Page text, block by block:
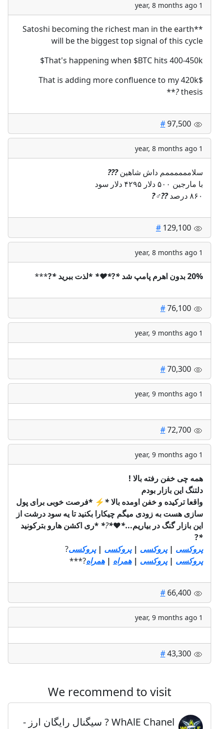
1 year, 8 months ago
**Satoshi becoming the richest man in the earth
will be the biggest top signal of this cycle
That's happening when $BTC hits 400-450k$
That is adding more confluence to my 420k$
thesis
?
**
#
1 year, 8 months ago
سلاممممممم داش شاهین??
?
با مارجین ۵۰۰ دلار ۴۲۹۵ دلار سود
۸۶۰ درصد
??‍♂️
?
#
1 year, 8 months ago
20% بدون اهرم پامپ شد *
?
*
❤️
* *لذت ببرید *
?
***
#
1 year, 9 months ago
#
1 year, 9 months ago
#
1 year, 9 months ago
همه چی خفن رفته بالا !
دلتنگ این بازار بودم
واقعا ترکیده و خفن اومده بالا*
⚡️ *فرصت خوبی برای پول
سازی هست به زودی میگم چیکارا بکنید تا یه سود درشت از
این بازار گنگ در بیاریم...*
❤️
*
?
* *ری اکشن هارو بترکونید
*
?
پروکسی |پروکسی |پروکسی |پروکسی?
پروکسی |پروکسی |همراه |همراه?***
#
1 year, 9 months ago
#
We recommend to visit
WhAlE Chanel ? سیگنال رایگان ارز -